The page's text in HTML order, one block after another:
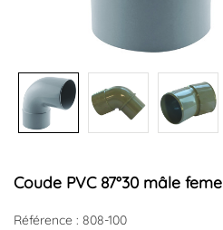
Coude PVC 87°30 mâle
Référence : 808-100